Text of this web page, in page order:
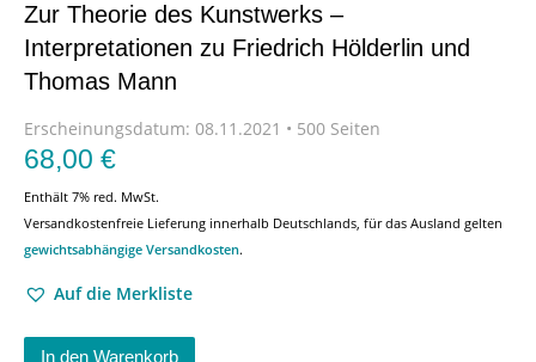
Zur Theorie des Kunstwerks –
Interpretationen zu Friedrich Hölderlin und
Thomas Mann
Erscheinungsdatum: 08.11.2021 • 500 Seiten
68,00 €
Enthält 7% red. MwSt.
Versandkostenfreie Lieferung innerhalb Deutschlands, für das Ausland gelten
gewichtsabhängige Versandkosten.
Auf die Merkliste
In den Warenkorb